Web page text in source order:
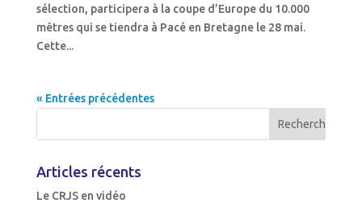
sélection, participera à la coupe d’Europe du 10.000
mêtres qui se tiendra à Pacé en Bretagne le 28 mai.
Cette...
« Entrées précédentes
Articles récents
Le CRJS en vidéo